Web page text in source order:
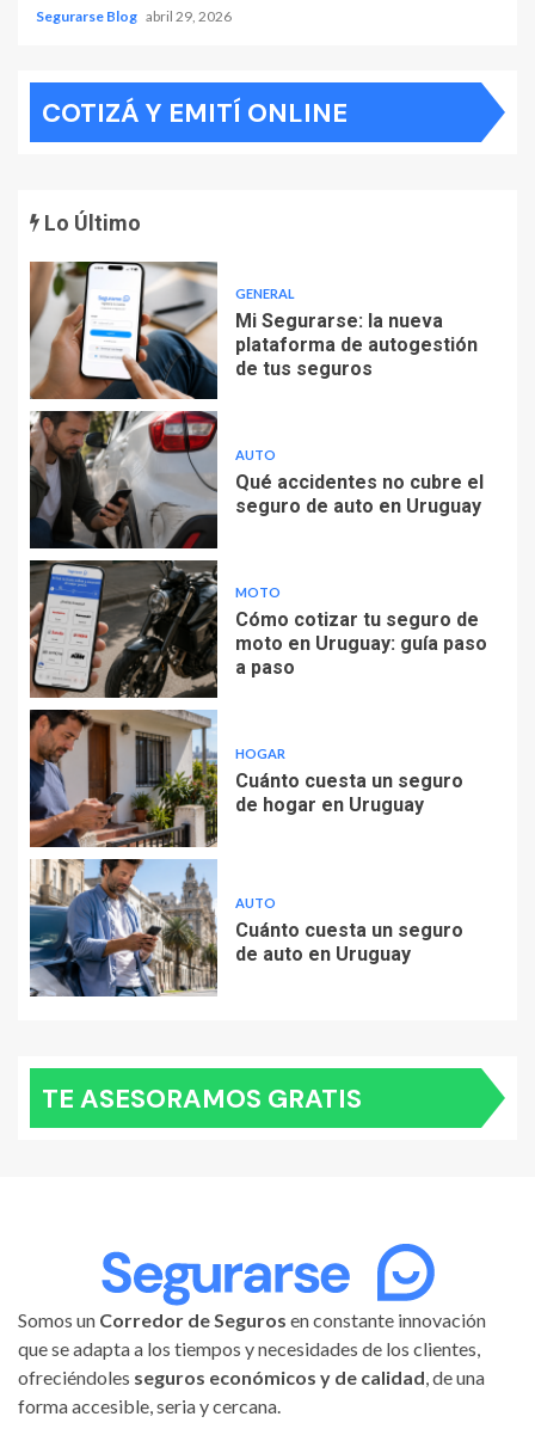
Segurarse Blog abril 29, 2026
COTIZÁ Y EMITÍ ONLINE
Lo Último
GENERAL
Mi Segurarse: la nueva
plataforma de autogestión
de tus seguros
AUTO
Qué accidentes no cubre el
seguro de auto en Uruguay
MOTO
Cómo cotizar tu seguro de
moto en Uruguay: guía paso
a paso
HOGAR
Cuánto cuesta un seguro
de hogar en Uruguay
AUTO
Cuánto cuesta un seguro
de auto en Uruguay
TE ASESORAMOS GRATIS
Somos un Corredor de Seguros en constante innovación
que se adapta a los tiempos y necesidades de los clientes,
ofreciéndoles seguros económicos y de calidad, de una
forma accesible, seria y cercana.